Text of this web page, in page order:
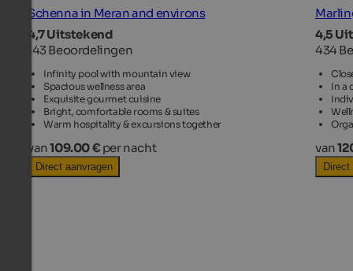
Schenna in Meran and environs
4,7 Uitstekend
143 Beoordelingen
Infinity pool with mountain view
Spacious wellness area
Exquisite gourmet cuisine
Bright, comfortable rooms & suites
Warm hospitality & excursions together
van109.00 € per nacht
Direct aanvragen
4,5
434
In a
van
Direct